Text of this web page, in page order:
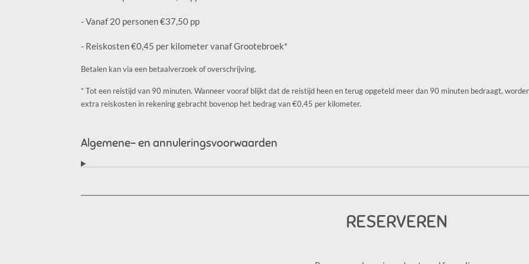
- Vanaf 20 personen €37,50 pp
- Reiskosten €0,45 per kilometer vanaf Grootebroek*
Betalen kan via een betaalverzoek of overschrijving.
* Tot een reistijd van 90 minuten. Wanneer vooraf blijkt dat de reistijd heen en terug opgeteld meer dan 90 minuten bedraagt,
extra reiskosten in rekening gebracht bovenop het bedrag van €0,45 per kilometer.
Algemene- en annuleringsvoorwaarden
RESERVEREN